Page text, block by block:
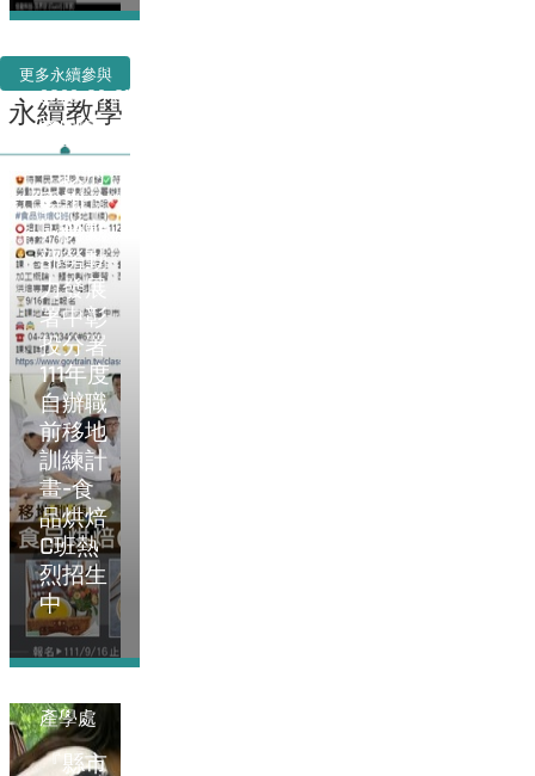
更多永續參與
永續教學
2022-09-01
產學處
『政府
委訓』
～勞動
部勞動
力發展
署中彰
投分署
111年度
自辦職
前移地
訓練計
畫-食
品烘焙
C班熱
烈招生
中
產學處
『縣市